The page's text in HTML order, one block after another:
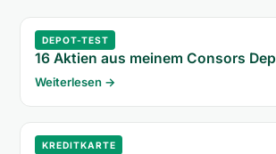
DEPOT-TEST
16 Aktien aus meinem Consors
Weiterlesen →
KREDITKARTE